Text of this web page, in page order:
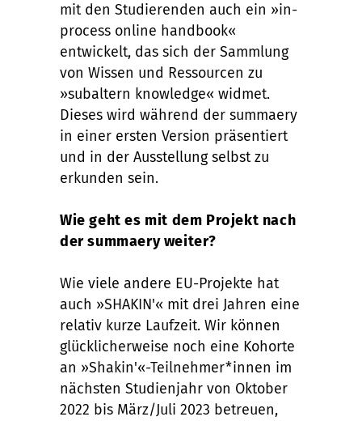
mit den Studierenden auch ein »in-
process online handbook«
entwickelt, das sich der Sammlung
von Wissen und Ressourcen zu
»subaltern knowledge« widmet.
Dieses wird während der summaery
in einer ersten Version präsentiert
und in der Ausstellung selbst zu
erkunden sein.
Wie geht es mit dem Projekt nach
der summaery weiter?
Wie viele andere EU-Projekte hat
auch »SHAKIN'« mit drei Jahren eine
relativ kurze Laufzeit. Wir können
glücklicherweise noch eine Kohorte
an »Shakin'«-Teilnehmer*innen im
nächsten Studienjahr von Oktober
2022 bis März/Juli 2023 betreuen,